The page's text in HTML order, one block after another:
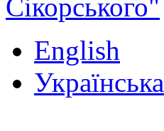
Сікорського"
English
Українська